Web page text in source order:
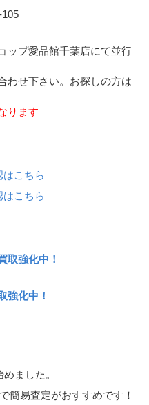
ップ愛品館千葉店にて並行
わせ下さい。お探しの方は
ります
はこちら
はこちら
強化中！
強化中！
ました。
簡易査定がおすすめです！